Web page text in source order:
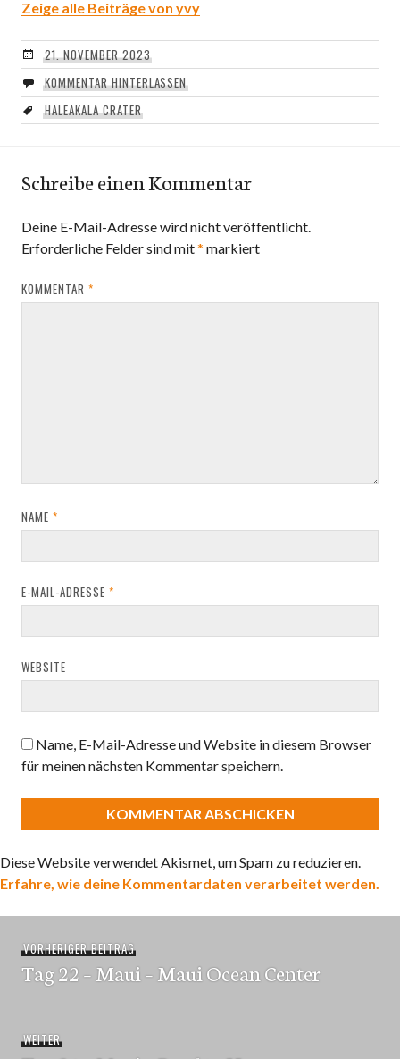
Zeige alle Beiträge von yvy
21. NOVEMBER 2023
KOMMENTAR HINTERLASSEN
HALEAKALA CRATER
Schreibe einen Kommentar
Deine E-Mail-Adresse wird nicht veröffentlicht.
Erforderliche Felder sind mit* markiert
KOMMENTAR *
NAME *
E-MAIL-ADRESSE *
WEBSITE
Name, E-Mail-Adresse und Website in diesem Browser
für meinen nächsten Kommentar speichern.
Diese Website verwendet Akismet, um Spam zu reduzieren.
Erfahre, wie deine Kommentardaten verarbeitet werden.
VORHERIGER BEITRAGVorheriger
Beitrag:
Tag 22 – Maui – Maui Ocean Center
WEITERNächster